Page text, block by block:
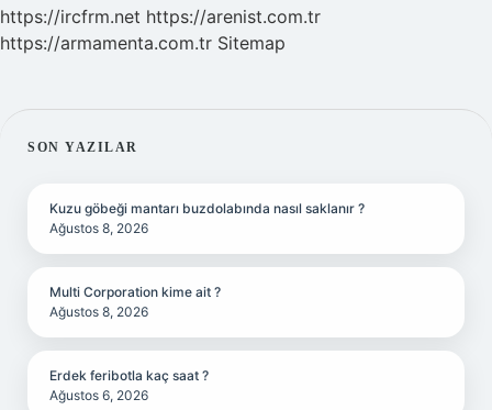
https://ircfrm.net https://arenist.com.tr
https://armamenta.com.tr Sitemap
SIDEBAR
SON YAZILAR
Kuzu göbeği mantarı buzdolabında nasıl saklanır ?
Ağustos 8, 2026
Multi Corporation kime ait ?
Ağustos 8, 2026
Erdek feribotla kaç saat ?
Ağustos 6, 2026